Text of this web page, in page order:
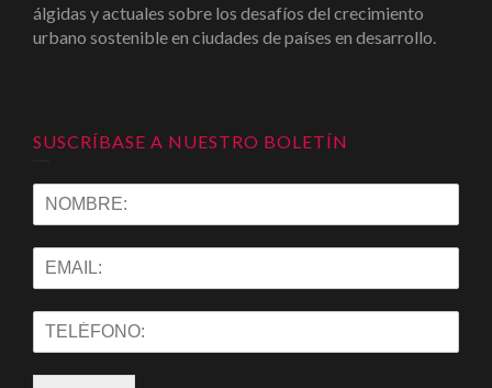
álgidas y actuales sobre los desafíos del crecimiento
urbano sostenible en ciudades de países en desarrollo.
SUSCRÍBASE A NUESTRO BOLETÍN